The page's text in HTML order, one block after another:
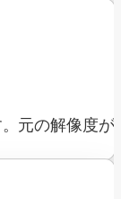
元の解像度が